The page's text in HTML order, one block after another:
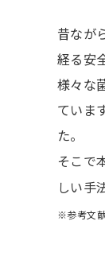
昔なが
経る安
様々な
ていま
た。
そこで
しい手
※参考文